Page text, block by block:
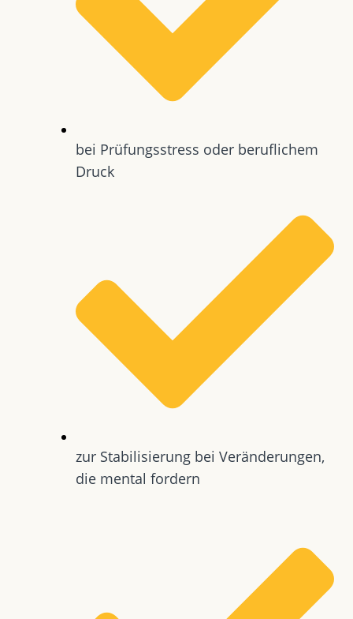
bei Prüfungsstress oder beruflichem
Druck
zur Stabilisierung bei Veränderungen,
die mental fordern